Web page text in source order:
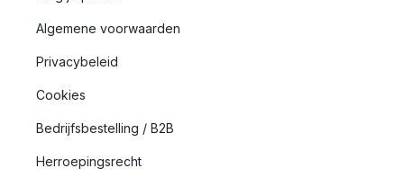
Algemene voorwaarden
Privacybeleid
Cookies
Bedrijfsbestelling / B2B
Herroepingsrecht